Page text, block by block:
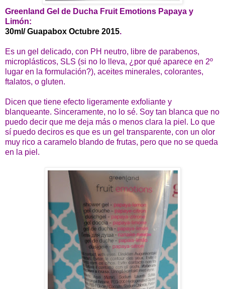
Greenland Gel de Ducha Fruit Emotions Papaya y
Limón:
30ml/ Guapabox Octubre 2015.
Es un gel delicado, con PH neutro, libre de parabenos,
microplásticos, SLS (si no lo lleva, ¿por qué aparece en 2º
lugar en la formulación?), aceites minerales, colorantes,
ftalatos, o gluten.
Dicen que tiene efecto ligeramente exfoliante y
blanqueante. Sinceramente, no lo sé. Soy tan blanca que no
puedo decir que me deja más o menos clara la piel. Lo que
sí puedo deciros es que es un gel transparente, con un olor
muy rico a caramelo blando de frutas, pero que no se queda
en la piel.